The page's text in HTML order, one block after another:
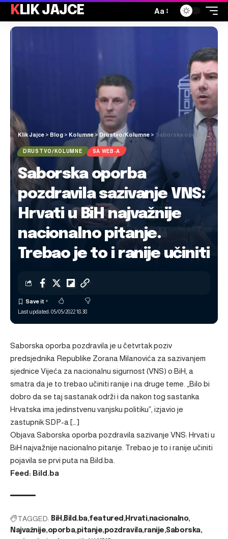
KLIK JAJCE Aa
Klik Jajce > Blog > Kolumne > Drustvo/Kolumne > Saborska oporba pozdravila sazivanje VNS: Hrvati u BiH najvažnije nacionalno pitanje. Trebao je to i ranije učiniti
DRUSTVO/KOLUMNE SA WEB-A
Saborska oporba
pozdravila sazivanje VNS:
Hrvati u BiH najvažnije
nacionalno pitanje.
Trebao je to i ranije učiniti
Last updated: 05/05/2022 18:38
Saborska oporba pozdravila je u četvrtak poziv
predsjednika Republike Zorana Milanovića za sazivanjem
sjednice Vijeća za nacionalnu sigurnost (VNS) o BiH, a
smatra da je to trebao učiniti ranije i na druge teme. „Bilo bi
dobro da se taj sastanak održi i da nakon tog sastanka
Hrvatska ima jedinstvenu vanjsku politiku”, izjavio je
zastupnik SDP-a […]
Objava Saborska oporba pozdravila sazivanje VNS: Hrvati u
BiH najvažnije nacionalno pitanje. Trebao je to i ranije učiniti
pojavila se prvi puta na Bild.ba
Feed: Bild.ba
TAGGED: BiH Bild.ba featured Hrvati nacionalno
Najvažnije oporba pitanje pozdravila ranije Saborska